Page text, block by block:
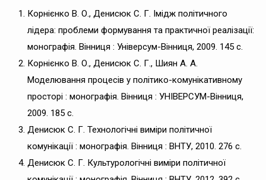
Корнієнко В. О., Денисюк С. Г. Імідж політичного
лідера: проблеми формування та практичної реалізації:
монографія. Вінниця : Універсум-Вінниця, 2009. 145 с.
Корнієнко В. О., Денисюк С. Г., Шиян А. А.
Моделювання процесів у політико-комунікативному
просторі : монографія. Вінниця : УНІВЕРСУМ-Вінниця,
2009. 185 c.
Денисюк С. Г. Технологічні виміри політичної
комунікації : монографія. Вінниця : ВНТУ, 2010. 276 с.
Денисюк С. Г. Культурологічні виміри політичної